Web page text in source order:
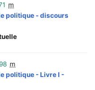
m
politique - discours
m
politique - Livre I -